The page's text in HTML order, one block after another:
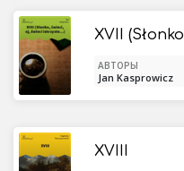
АВТОРЫ
Jan Kasprowicz
XVIII